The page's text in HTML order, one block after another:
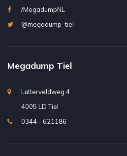
/MegadumpNL
@megadump_tiel
Megadump Tiel
Lutterveldweg 4
4005 LD Tiel
0344 - 621186